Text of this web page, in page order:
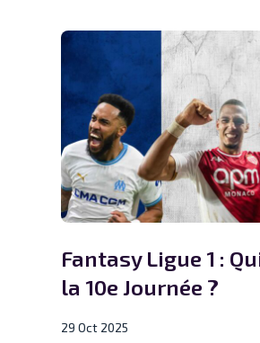
Fantasy Ligue 1 :
la 10e Journée ?
29 Oct 2025